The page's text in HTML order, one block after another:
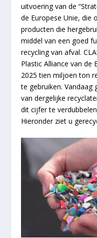
uitvoering van de
de Europese Unie,
producten die
middel van een goed
recycling van afval.
Plastic Alliance van de
2025 tien miljoen ton
te gebruiken. Vandaag
van dergelijke
dit cijfer te
Hieronder ziet u